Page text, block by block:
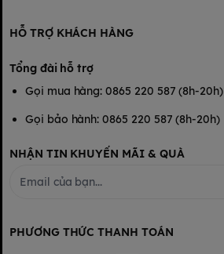
HỖ TRỢ KHÁCH HÀNG
Tổng đài hỗ trợ
Gọi mua hàng: 0865 220 587 (8h-20h)
Gọi bảo hành: 0865 220 587 (8h-20h)
NHẬN TIN KHUYẾN MÃI & QUÀ
PHƯƠNG THỨC THANH TOÁN